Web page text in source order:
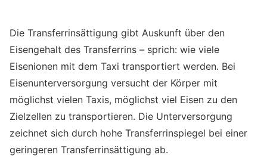
Die Transferrinsättigung gibt Auskunft über den
Eisengehalt des Transferrins – sprich: wie viele
Eisenionen mit dem Taxi transportiert werden. Bei
Eisenunterversorgung versucht der Körper mit
möglichst vielen Taxis, möglichst viel Eisen zu den
Zielzellen zu transportieren. Die Unterversorgung
zeichnet sich durch hohe Transferrinspiegel bei einer
geringeren Transferrinsättigung ab.